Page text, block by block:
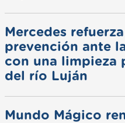
Mercedes
prevención ante
con una limpieza
del río Luján
Mundo Mágico